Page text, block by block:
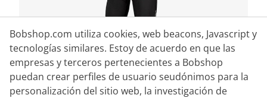
Bobshop.com utiliza cookies, web beacons, Javascript y
tecnologías similares. Estoy de acuerdo en que las
empresas y terceros pertenecientes a Bobshop
puedan crear perfiles de usuario seudónimos para la
personalización del sitio web, la investigación de